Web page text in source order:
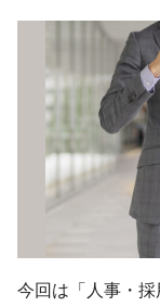
今回は「人事・